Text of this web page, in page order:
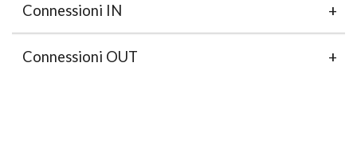
Connessioni IN
Connessioni OUT